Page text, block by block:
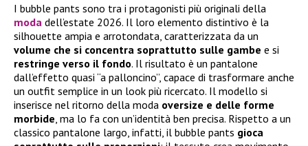
I bubble pants sono tra i protagonisti più originali della
moda dell’estate 2026. Il loro elemento distintivo è la
silhouette ampia e arrotondata, caratterizzata da un
volume che si concentra soprattutto sulle gambe e si
restringe verso il fondo. Il risultato è un pantalone
dall’effetto quasi “a palloncino”, capace di trasformare anche
un outfit semplice in un look più ricercato. Il modello si
inserisce nel ritorno della moda oversize e delle forme
morbide , ma lo fa con un’identità ben precisa. Rispetto a un
classico pantalone largo, infatti, il bubble pants gioca